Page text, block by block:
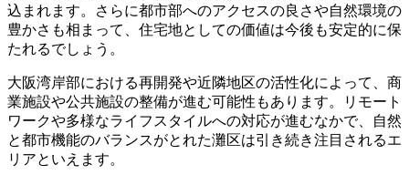
込まれます。さらに都市部へのアクセスの良さや自然環境の
豊かさも相まって、住宅地としての価値は今後も安定的に保
たれるでしょう。
大阪湾岸部における再開発や近隣地区の活性化によって、商
業施設や公共施設の整備が進む可能性もあります。リモート
ワークや多様なライフスタイルへの対応が進むなかで、自然
と都市機能のバランスがとれた灘区は引き続き注目されるエ
リアといえます。